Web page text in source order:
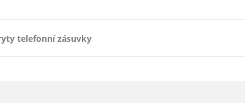
telefonní zásuvky